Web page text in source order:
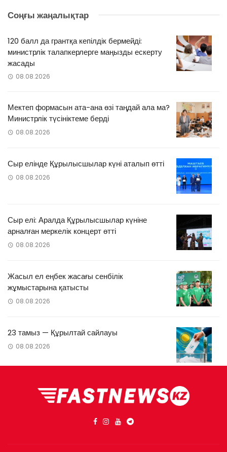
Соңғы жаңалықтар
120 балл да грантқа кепілдік бермейді:
министрлік талапкерлерге маңызды ескерту
жасады
08.08.2026
Мектеп формасын ата-ана өзі таңдай ала ма?
Министрлік түсініктеме берді
08.08.2026
Сыр елінде Құрылысшылар күні аталып өтті
08.08.2026
Сыр елі: Аралда Құрылысшылар күніне
арналған меркелік концерт өтті
08.08.2026
Жасыл ел еңбек жасағы сенбілік
жұмыстарына қатысты
08.08.2026
23 тамыз — Құрылтай сайлауы
08.08.2026